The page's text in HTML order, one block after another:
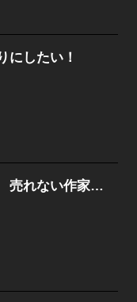
にしたい！
北鎌倉の豆だぬき 売れない作家とあやかし四季ごはん